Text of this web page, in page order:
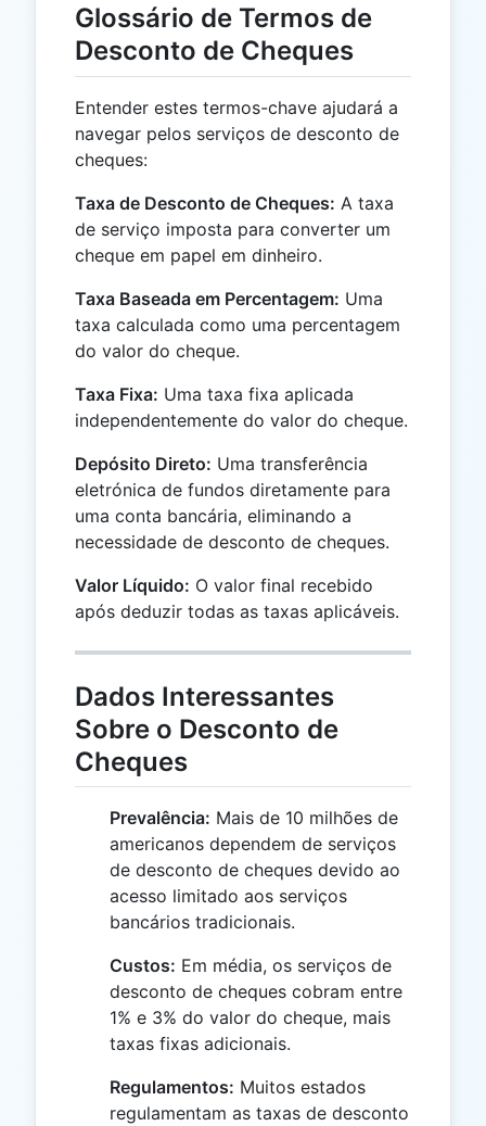
Glossário de Termos de
Desconto de Cheques
Entender estes termos-chave ajudará a
navegar pelos serviços de desconto de
cheques:
Taxa de Desconto de Cheques: A taxa
de serviço imposta para converter um
cheque em papel em dinheiro.
Taxa Baseada em Percentagem: Uma
taxa calculada como uma percentagem
do valor do cheque.
Taxa Fixa: Uma taxa fixa aplicada
independentemente do valor do cheque.
Depósito Direto: Uma transferência
eletrónica de fundos diretamente para
uma conta bancária, eliminando a
necessidade de desconto de cheques.
Valor Líquido: O valor final recebido
após deduzir todas as taxas aplicáveis.
Dados Interessantes
Sobre o Desconto de
Cheques
Prevalência: Mais de 10 milhões de
americanos dependem de serviços
de desconto de cheques devido ao
acesso limitado aos serviços
bancários tradicionais.
Custos: Em média, os serviços de
desconto de cheques cobram entre
1% e 3% do valor do cheque, mais
taxas fixas adicionais.
Regulamentos: Muitos estados
regulamentam as taxas de desconto